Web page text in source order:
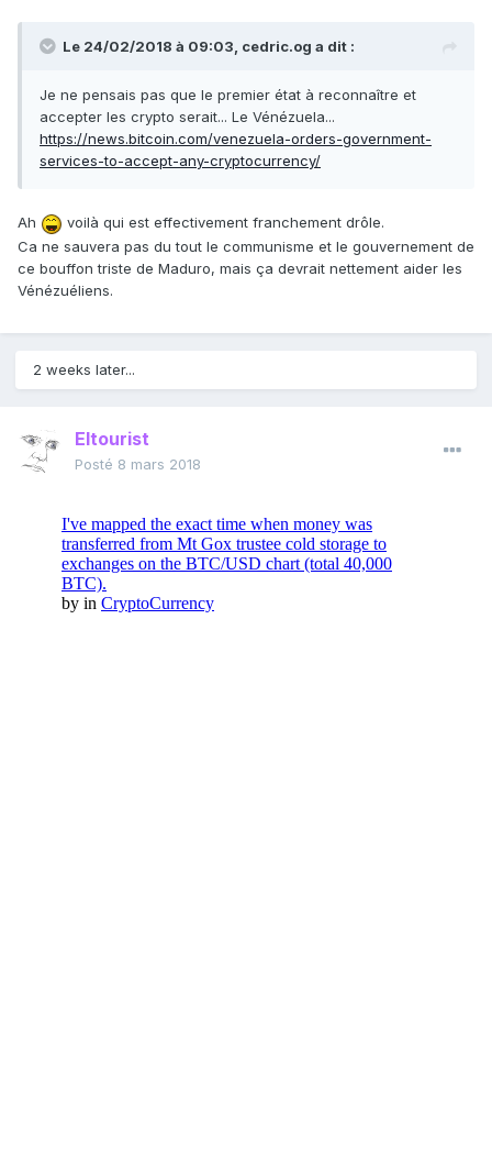
Le 24/02/2018 à 09:03, cedric.og a dit :
Je ne pensais pas que le premier état à reconnaître et
accepter les crypto serait... Le Vénézuela...
https://news.bitcoin.com/venezuela-orders-government-
services-to-accept-any-cryptocurrency/
Ah
voilà qui est effectivement franchement drôle.
Ca ne sauvera pas du tout le communisme et le gouvernement de
ce bouffon triste de Maduro, mais ça devrait nettement aider les
Vénézuéliens.
2 weeks later...
Eltourist
Posté 8 mars 2018